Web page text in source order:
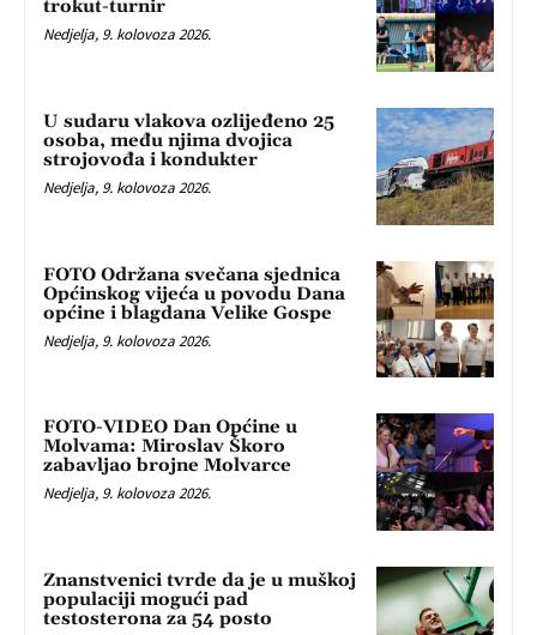
trokut-turnir
Nedjelja, 9. kolovoza 2026.
U sudaru vlakova ozlijeđeno 25
osoba, među njima dvojica
strojovođa i kondukter
Nedjelja, 9. kolovoza 2026.
FOTO Održana svečana sjednica
Općinskog vijeća u povodu Dana
općine i blagdana Velike Gospe
Nedjelja, 9. kolovoza 2026.
FOTO-VIDEO Dan Općine u
Molvama: Miroslav Škoro
zabavljao brojne Molvarce
Nedjelja, 9. kolovoza 2026.
Znanstvenici tvrde da je u muškoj
populaciji mogući pad
testosterona za 54 posto